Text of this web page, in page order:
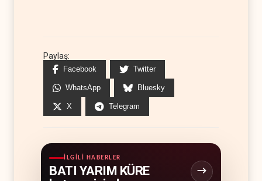
Paylaş:
Facebook Twitter
WhatsApp Bluesky
X Telegram
İLGILI HABERLER
BATI YARIM KÜRE